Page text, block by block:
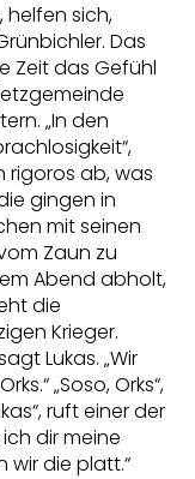
helfen sich,
Das
Zeit das Gefühl
„In den
rigoros ab, was
gingen in
mit seinen
Zaun zu
Abend abholt,
die
Krieger.
Lukas. „Wir
„Soso, Orks“,
ruft einer der
dir meine
wir die platt.“